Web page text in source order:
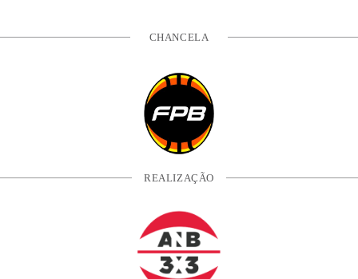
CHANCELA
REALIZAÇÃO